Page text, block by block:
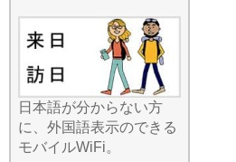
2026.7.22
みんなのWi-Fiのレンタルル
ーターは、徹底的に「薄
型・軽量・コンパクト」に
こだわったモデルを厳選し
ています。夏休みやゴール
デンウィークの長距離移
日本語が分からない方
に、外国語表示のできる
モバイルWiFi。